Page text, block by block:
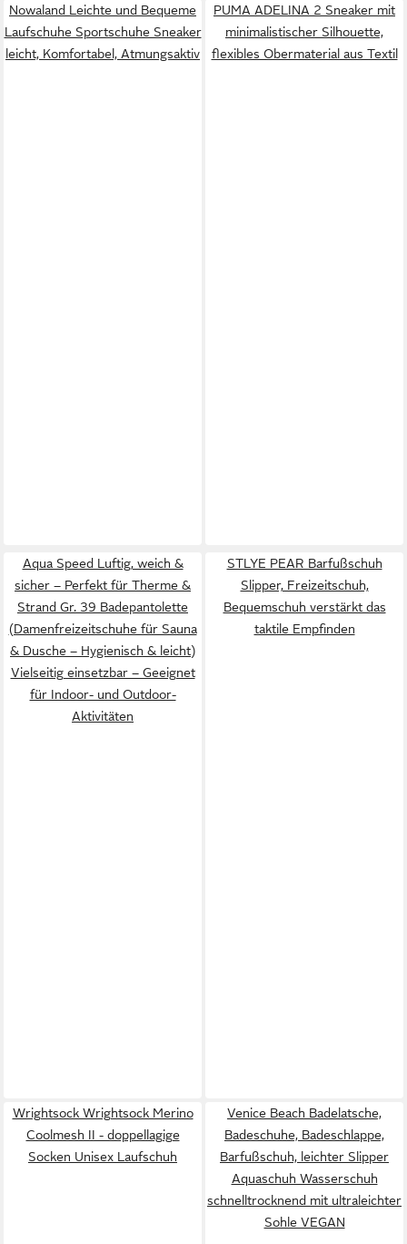
Nowaland Leichte und Bequeme
Laufschuhe Sportschuhe Sneaker
leicht, Komfortabel, Atmungsaktiv
PUMA ADELINA 2 Sneaker mit
minimalistischer Silhouette,
flexibles Obermaterial aus Textil
Aqua Speed Luftig, weich &
sicher – Perfekt für Therme &
Strand Gr. 39 Badepantolette
(Damenfreizeitschuhe für Sauna
& Dusche – Hygienisch & leicht)
Vielseitig einsetzbar – Geeignet
für Indoor- und Outdoor-
Aktivitäten
STLYE PEAR Barfußschuh
Slipper, Freizeitschuh,
Bequemschuh verstärkt das
taktile Empfinden
Wrightsock Wrightsock Merino
Coolmesh II - doppellagige
Socken Unisex Laufschuh
Venice Beach Badelatsche,
Badeschuhe, Badeschlappe,
Barfußschuh, leichter Slipper
Aquaschuh Wasserschuh
schnelltrocknend mit ultraleichter
Sohle VEGAN